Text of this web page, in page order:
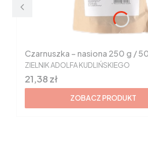
Czarnuszka – nasiona 250 g /
PRODUCENT
ZIELNIK ADOLFA KUDLIŃSKIEGO
Cena
21,38 zł
ZOBACZ PRODUKT